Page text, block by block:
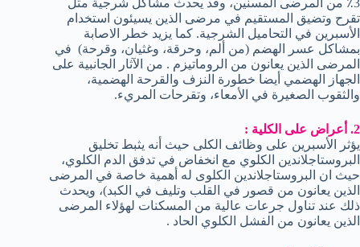
تقرح وتضيق المستقيم في مرضى الذين يسيئون استخدام
الأسبرين في التحاميل الشرجية. كما يزيد خطر الاصابة
بمشاكل عسر الهضم (من ألم، وحرقة، وغثيان، وقرحة) في
المرضى الذين يعانون من الروماتيزم . من الآثار الجانبية على
الجهاز الهضمي أيضا خطورة النزف والقرحة الهضمية،
والثقوب الصغيرة في الأمعاء، وتقرحات المريء.
2. أعراض على الكلية :
يؤثر الأسبرين على وظائف الكلى حيث أنه يثبط تخليق
البروستاجلاندين الكلوي مع انخفاض في تدفق الدم الكلوي،
حيث ان البروستاجلاندين الكلوى له أهمية خاصة في المرضى
الذين يعانون من قصور في القلب وتليف في الكبد)، ويحدث
ذلك عند تناول جرعات عالية من المسكنات لهؤلاء المرضى
الذين يعانون من الفشل الكلوي الحاد .